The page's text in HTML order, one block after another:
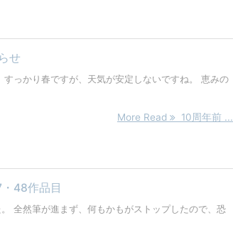
せ
っかり春ですが、天気が安定しないですね。 恵みの
More Read 10周年前 ...
48作品目
全然筆が進まず、何もかもがストップしたので、恐